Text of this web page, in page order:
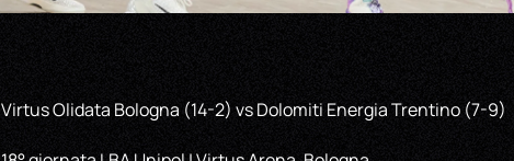
Virtus Olidata Bologna (14-2) vs Dolomiti Energia Trentino (7-9)